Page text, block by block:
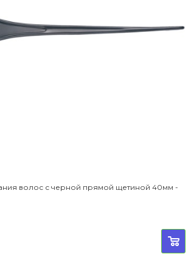
волос с черной прямой щетиной 40мм -